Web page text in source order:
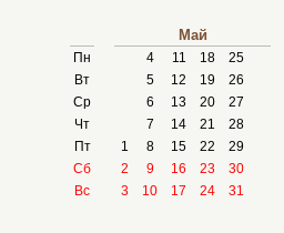
Пн
Вт
Ср
Чт
Пт
Сб
Вс
Май
4 11 18
25
5
12 19
26
6
13 20
27
7
14 21
28
1
8 15 22
29
2
9 16 23
30
3
10 17 24 31